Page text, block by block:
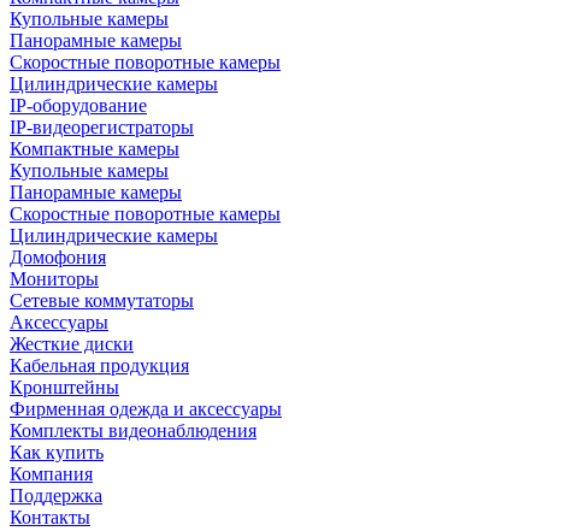
Купольные камеры
Панорамные камеры
Скоростные поворотные камеры
Цилиндрические камеры
IP-оборудование
IP-видеорегистраторы
Компактные камеры
Купольные камеры
Панорамные камеры
Скоростные поворотные камеры
Цилиндрические камеры
Домофония
Мониторы
Сетевые коммутаторы
Аксессуары
Жесткие диски
Кабельная продукция
Кронштейны
Фирменная одежда и аксессуары
Комплекты видеонаблюдения
Как купить
Компания
Поддержка
Контакты